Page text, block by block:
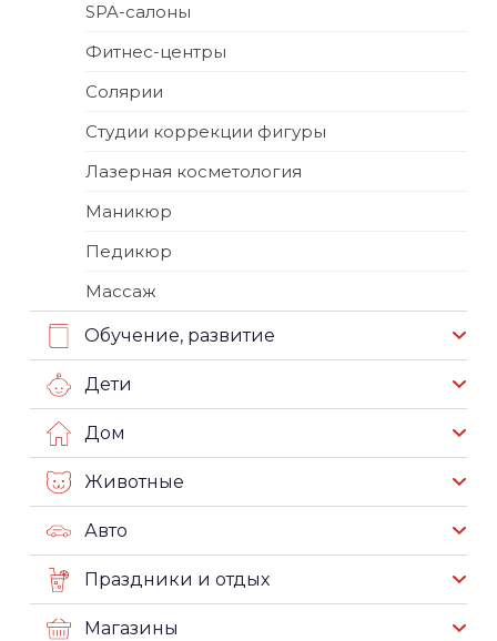
SPA-салоны
Фитнес-центры
Солярии
Студии коррекции фигуры
Лазерная косметология
Маникюр
Педикюр
Массаж
Обучение, развитие
Дети
Дом
Животные
Авто
Праздники и отдых
Магазины